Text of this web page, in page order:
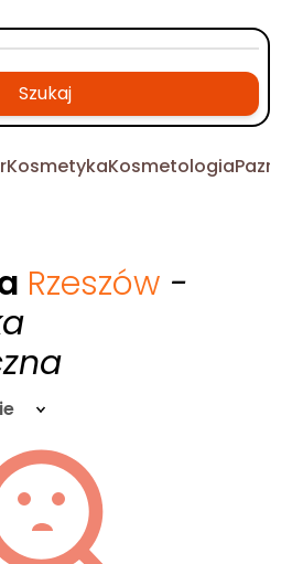
Szukaj
KosmetykaKosmetologia
Rzeszów -